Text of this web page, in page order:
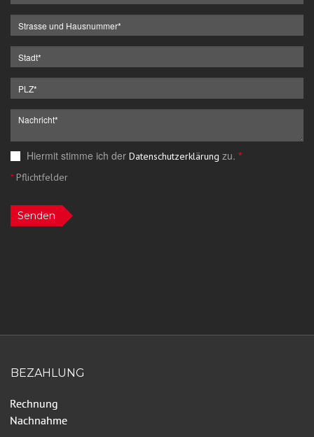
Hiermit stimme ich der Datenschutzerklärung zu. *
*Pflichtfelder
Senden
BEZAHLUNG